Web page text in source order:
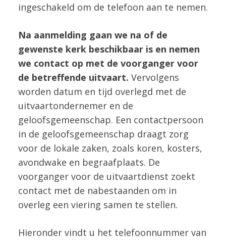
ingeschakeld om de telefoon aan te nemen.
Na aanmelding gaan we na of de
gewenste kerk beschikbaar is en nemen
we contact op met de voorganger voor
de betreffende uitvaart. Vervolgens
worden datum en tijd overlegd met de
uitvaartondernemer en de
geloofsgemeenschap. Een contactpersoon
in de geloofsgemeenschap draagt zorg
voor de lokale zaken, zoals koren, kosters,
avondwake en begraafplaats. De
voorganger voor de uitvaartdienst zoekt
contact met de nabestaanden om in
overleg een viering samen te stellen.
Hieronder vindt u het telefoonnummer van